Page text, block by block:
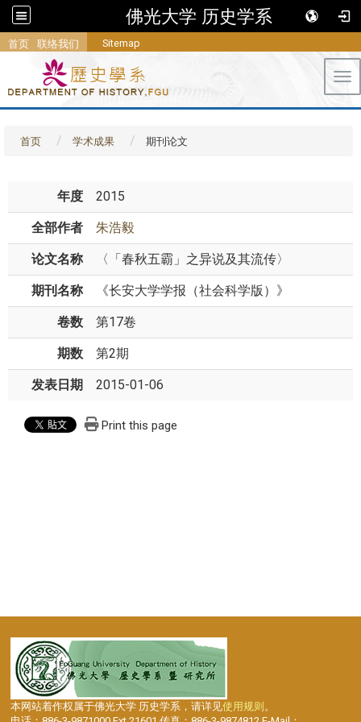
佛光大学 历史学系
首页 联络我们 Sitemap
首页 学术成果 期刊论文
年度 2015
全部作者 朱浩毅
论文名称 〈「春秋五霸」之异说及其流传〉
期刊名称 《长安大学学报（社会科学版）》
卷数 第17卷
期数 第2期
发表日期 2015-01-06
Print this page
本网站着作权属于佛光大学 历史学系，请详见使用规则 。